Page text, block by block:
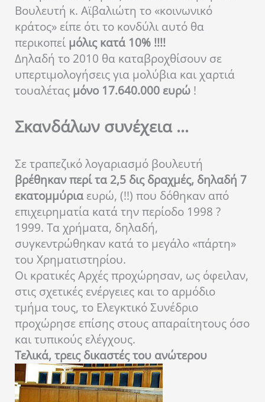
Βουλευτή κ. Αϊβαλιώτη το «κοινωνικό
κράτος» είπε ότι το κονδύλι αυτό θα
περικοπεί μόλις κατά 10% !!!!
Δηλαδή το 2010 θα καταβροχθίσουν σε
υπερτιμολογήσεις για μολύβια και χαρτιά
τουαλέτας μόνο 17.640.000 ευρώ !
Σκανδάλων συνέχεια …
Σε τραπεζικό λογαριασμό βουλευτή
βρέθηκαν περί τα 2,5 δις δραχμές, δηλαδή 7
εκατομμύρια ευρώ, (!!) που δόθηκαν από
επιχειρηματία κατά την περίοδο 1998 ?
1999. Τα χρήματα, δηλαδή,
συγκεντρώθηκαν κατά το μεγάλο «πάρτη»
του Χρηματιστηρίου.
Οι κρατικές Αρχές προχώρησαν, ως όφειλαν,
στις σχετικές ενέργειες και το αρμόδιο
τμήμα τους, το Ελεγκτικό Συνέδριο
προχώρησε επίσης στους απαραίτητους όσο
και τυπικούς ελέγχους.
Τελικά, τρεις δικαστές του ανώτερου